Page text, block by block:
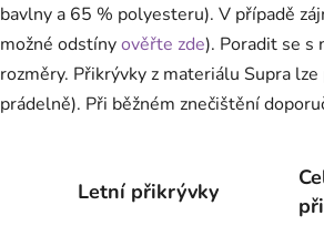
bavlny a 65 % polyesteru). V případě
možné odstínyověřte zde). Poradit se s
rozměry. Přikrývky z materiálu Supra
prádelně). Při běžném znečištění
Letní přikrývky